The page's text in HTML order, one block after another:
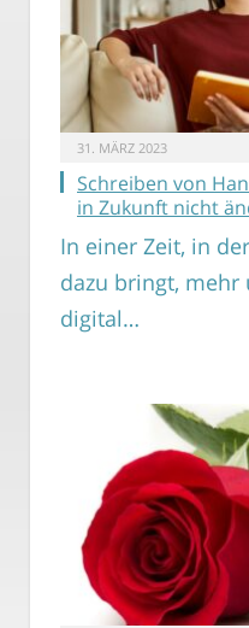
31. MÄRZ 2023
Schreiben von
in Zukunft nicht
In einer Zeit, in
dazu bringt, mehr
digital…